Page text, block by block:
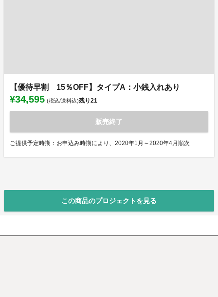
【優待早割 15％OFF】タイプA：小銭入れあり
¥34,595 (税込/送料込)残り21
販売終了
ご提供予定時期：お申込み時期により、2020年1月～2020年4月順次
この商品のプロジェクトを見る